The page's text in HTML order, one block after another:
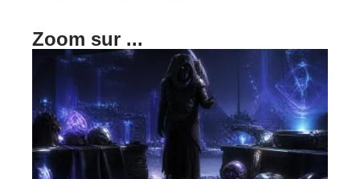
Zoom sur ...